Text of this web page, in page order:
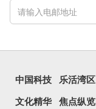
中国科技 乐活湾区
文化精华 焦点纵览